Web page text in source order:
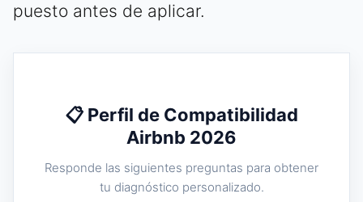
puesto antes de aplicar.
📋 Perfil de Compatibilidad
Airbnb 2026
Responde las siguientes preguntas para obtener
tu diagnóstico personalizado.